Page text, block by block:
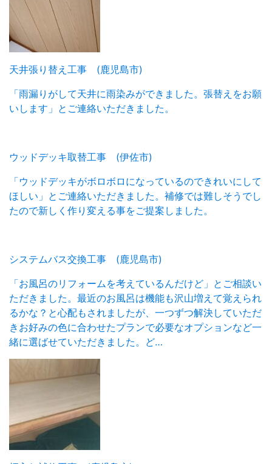
天井張り替え工事 (鹿児島市)
「雨漏りがして天井に雨染みができました。張替えをお願
いします」とご連絡いただきました。
ウッドデッキ取替工事 (伊佐市)
「ウッドデッキがボロボロになっているのできれいにして
ほしい」とご連絡いただきました。補修では難しそうでし
たので新しく作り変える事をご提案しました。
システムバス交換工事 (鹿児島市)
「お風呂のリフォームを考えているんだけど」とご相談い
ただきました。最近のお風呂は機能も沢山増えて覚えられ
るかな？と心配もされましたが、一つずつ解決していただ
きお好みの色に合わせたプランで必要なオプションなど一
緒に選ばせていただきました。ど…